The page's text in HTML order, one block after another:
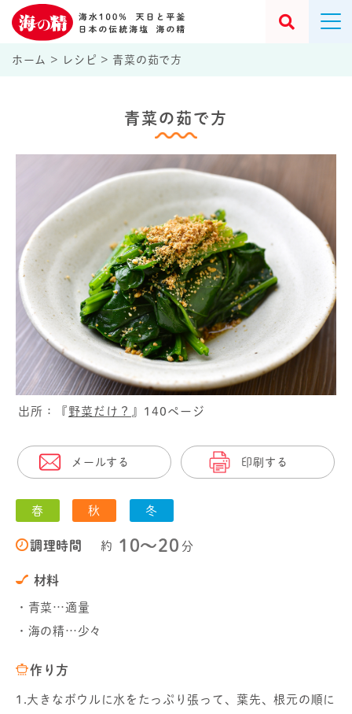
ホーム > レシピ > 青菜の茹で方
青菜の茹で方
出所：『 野菜だけ？ 』140ページ
メールする 印刷する
春 秋 冬
調理時間 約 10〜20 分
材料
・青菜…適量
・海の精…少々
作り方
1.大きなボウルに水をたっぷり張って、葉先、根元の順に